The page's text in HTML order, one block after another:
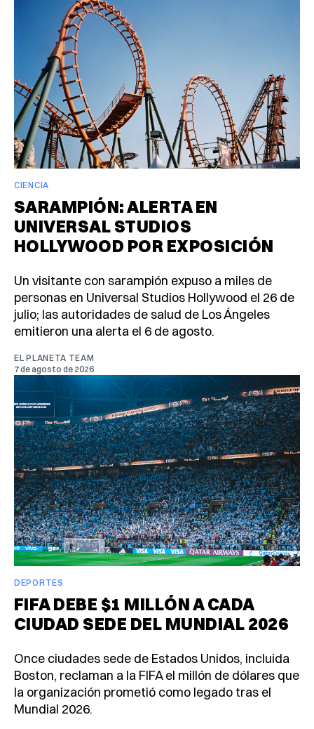
CIENCIA
SARAMPIÓN: ALERTA EN
UNIVERSAL STUDIOS
HOLLYWOOD POR EXPOSICIÓN
Un visitante con sarampión expuso a miles de
personas en Universal Studios Hollywood el 26 de
julio; las autoridades de salud de Los Ángeles
emitieron una alerta el 6 de agosto.
EL PLANETA TEAM
7 de agosto de 2026
DEPORTES
FIFA DEBE $1 MILLÓN A CADA
CIUDAD SEDE DEL MUNDIAL 2026
Once ciudades sede de Estados Unidos, incluida
Boston, reclaman a la FIFA el millón de dólares que
la organización prometió como legado tras el
Mundial 2026.